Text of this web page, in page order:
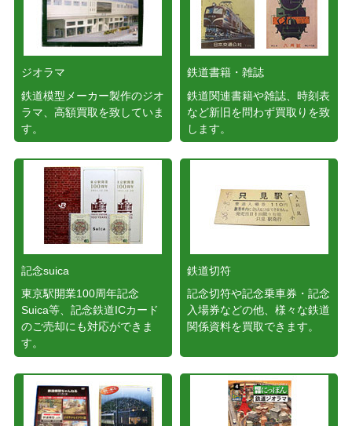
ジオラマ
鉄道模型メーカー製作のジオ
ラマ、高額買取を致していま
す。
鉄道書籍・雑誌
鉄道関連書籍や雑誌、時刻表
など新旧を問わず買取りを致
します。
記念suica
東京駅開業100周年記念
Suica等、記念鉄道ICカード
のご売却にも対応ができま
す。
鉄道切符
記念切符や記念乗車券・記念
入場券などの他、様々な鉄道
関係資料を買取できます。